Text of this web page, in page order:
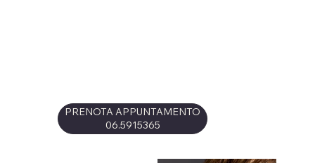
PRENOTA APPUNTAMENTO
06.5915365